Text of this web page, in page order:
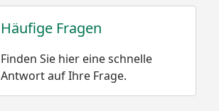
Häufige Fragen
Finden Sie hier eine schnelle
Antwort auf Ihre Frage.